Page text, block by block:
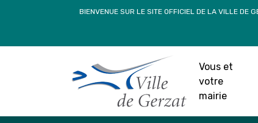
BIENVENUE SUR LE SITE OFFICIEL DE LA VILLE DE
Vous et
votre
mairie